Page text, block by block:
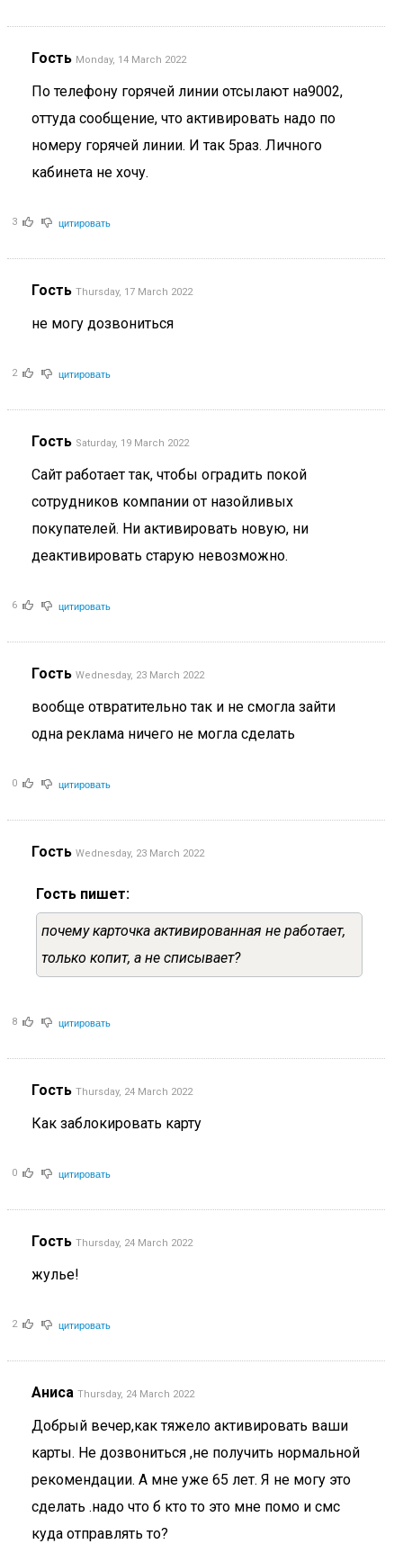
Гость Monday, 14 March 2022
По телефону горячей линии отсылают на9002,
оттуда сообщение, что активировать надо по
номеру горячей линии. И так 5раз. Личного
кабинета не хочу.
3 цитировать
Гость Thursday, 17 March 2022
не могу дозвониться
2 цитировать
Гость Saturday, 19 March 2022
Сайт работает так, чтобы оградить покой
сотрудников компании от назойливых
покупателей. Ни активировать новую, ни
деактивировать старую невозможно.
6 цитировать
Гость Wednesday, 23 March 2022
вообще отвратительно так и не смогла зайти
одна реклама ничего не могла сделать
0 цитировать
Гость Wednesday, 23 March 2022
Гость пишет:
почему карточка активированная не работает,
только копит, а не списывает?
8 цитировать
Гость Thursday, 24 March 2022
Как заблокировать карту
0 цитировать
Гость Thursday, 24 March 2022
жулье!
2 цитировать
Аниса Thursday, 24 March 2022
Добрый вечер,как тяжело активировать ваши
карты. Не дозвониться ,не получить нормальной
рекомендации. А мне уже 65 лет. Я не могу это
сделать .надо что б кто то это мне помо и смс
куда отправлять то?